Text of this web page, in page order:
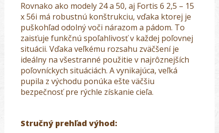
Rovnako ako modely 24 a 50, aj Fortis 6 2,5 – 15
x 56i má robustnú konštrukciu, vďaka ktorej je
puškohľad odolný voči nárazom a pádom. To
zaisťuje funkčnú spoľahlivosť v každej poľovnej
situácii. Vďaka veľkému rozsahu zväčšení je
ideálny na všestranné použitie v najrôznejších
poľovníckych situáciách. A vynikajúca, veľká
pupila z východu ponúka ešte väčšiu
bezpečnosť pre rýchle získanie cieľa.
Stručný prehľad výhod: